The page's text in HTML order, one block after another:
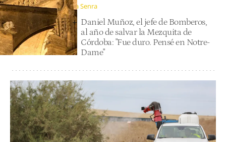
Julia Senra
Daniel Muñoz, el jefe de Bomberos,
al año de salvar la Mezquita de
Córdoba: "Fue duro. Pensé en Notre-
Dame"